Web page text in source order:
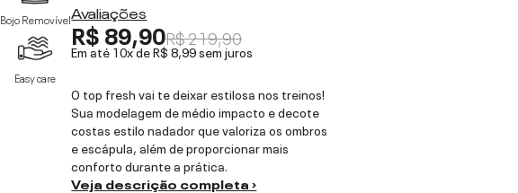
Bojo Removível
Easy care
Avaliações
R$ 89,90R$ 219,90
Em até 10x deR$ 8,99sem juros
O top fresh vai te deixar estilosa nos treinos!
Sua modelagem de médio impacto e decote
costas estilo nadador que valoriza os ombros
e escápula, além de proporcionar mais
conforto durante a prática.
Veja descrição completa ›